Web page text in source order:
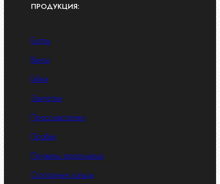
ПРОДУКЦИЯ:
Болты
Винты
Гайки
Заклепки
Пресс-масленки
Пробки
Пружины тарельчатые
Стопорные кольца